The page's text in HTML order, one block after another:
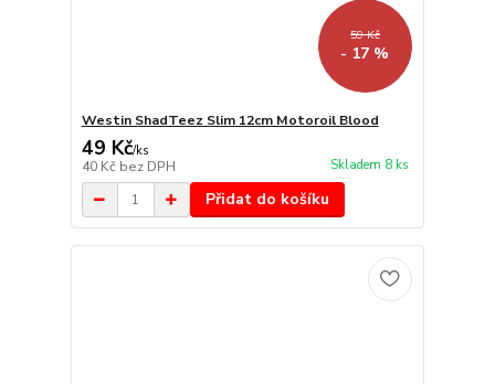
59 Kč
- 17 %
Westin ShadTeez Slim 12cm Motoroil Blood
49 Kč/ks
40 Kč bez DPH Skladem 8 ks
Přidat do košíku